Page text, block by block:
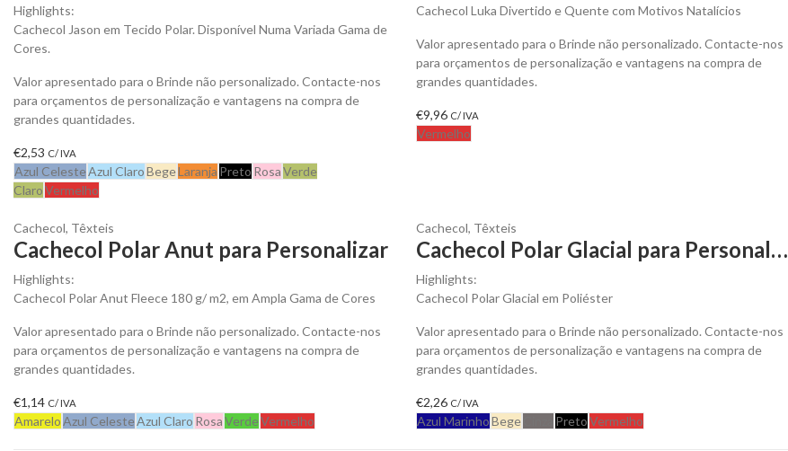
Highlights:
Cachecol Jason em Tecido Polar. Disponível Numa Variada Gama de
Cores.
Valor apresentado para o Brinde não personalizado. Contacte-nos
para orçamentos de personalização e vantagens na compra de
grandes quantidades.
€2,53 C/ IVA
Azul CelesteAzul ClaroBegeLaranja Preto RosaVerde
ClaroVermelho
Cachecol Luka Divertido e Quente com Motivos Natalícios
Valor apresentado para o Brinde não personalizado. Contacte-nos
para orçamentos de personalização e vantagens na compra de
grandes quantidades.
€9,96 C/ IVA
Vermelho
Cachecol, Têxteis
Cachecol Polar Anut para Personalizar
Highlights:
Cachecol Polar Anut Fleece 180 g/ m2, em Ampla Gama de Cores
Valor apresentado para o Brinde não personalizado. Contacte-nos
para orçamentos de personalização e vantagens na compra de
grandes quantidades.
€1,14 C/ IVA
AmareloAzul CelesteAzul Claro RosaVerdeVermelho
Cachecol, Têxteis
Cachecol Polar Glacial para Personalizar
Highlights:
Cachecol Polar Glacial em Poliéster
Valor apresentado para o Brinde não personalizado. Contacte-nos
para orçamentos de personalização e vantagens na compra de
grandes quantidades.
€2,26 C/ IVA
Azul MarinhoBege PretoVermelho